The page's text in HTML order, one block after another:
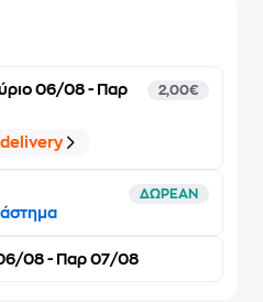
06/08 - Παρ
2,00€
delivery
ΔΩΡΕΑΝ
08 - Παρ 07/08